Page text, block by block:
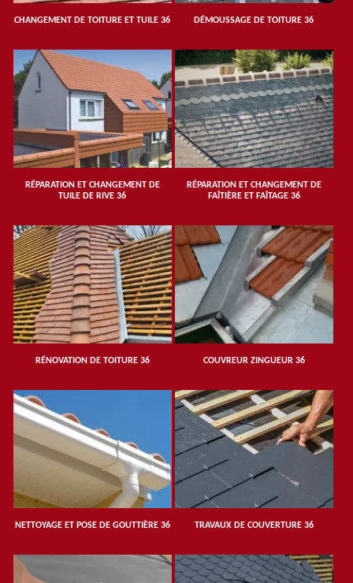
CHANGEMENT DE TOITURE ET TUILE 36 DÉMOUSSAGE DE TOITURE 36
RÉPARATION ET CHANGEMENT DE
TUILE DE RIVE 36
RÉPARATION ET CHANGEMENT DE
FAÎTIÈRE ET FAÎTAGE 36
RÉNOVATION DE TOITURE 36 COUVREUR ZINGUEUR 36
NETTOYAGE ET POSE DE GOUTTIÈRE 36 TRAVAUX DE COUVERTURE 36